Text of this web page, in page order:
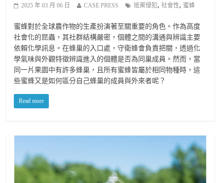
2025 年 03 月 06 日 CASE PRESS 抵禦侵犯,社會性, 蜜蜂
蜜蜂對於全球農作物的生產扮演著至關重要的角色。作為高度
社會化的昆蟲，其社群結構嚴密，個體之間的溝通與辨識主要
依賴化學訊息。在蜂巢的入口處，守衛蜂會負責把關，透過化
學氣味與外觀特徵辨識進入的個體是否為同巢成員。然而，當
同一片果園中有許多蜂巢，且所有蜜蜂皆屬於相同物種時，這
些蜜蜂又是如何區分自己蜂巢的成員與外來者呢？
Read more